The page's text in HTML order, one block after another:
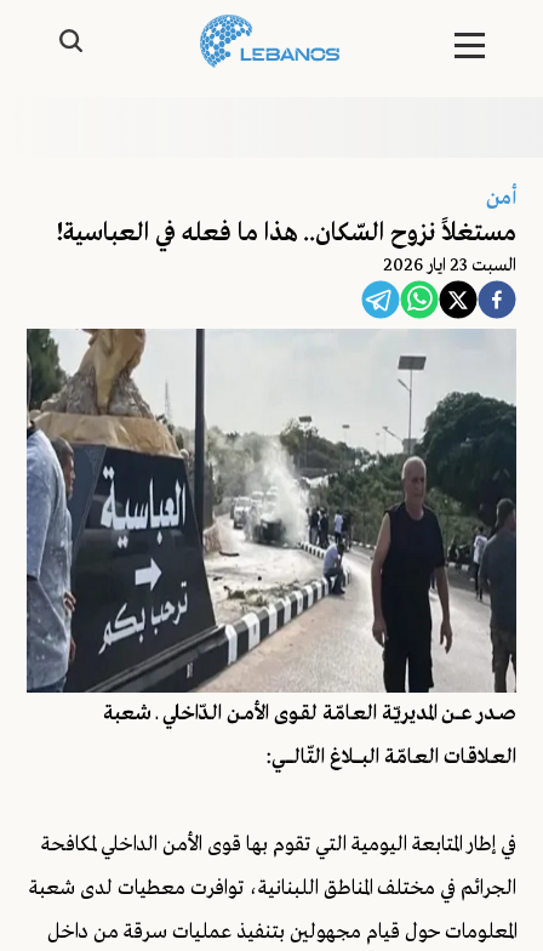
أمن
مستغلاً نزوح السّكان.. هذا ما فعله في العباسية!
السبت 23 ايار 2026
صــدر عــــن المديريّـة العـامّـة لقــوى الأمــن الـدّاخلي ـ شعبة
العـلاقـات العـامّـة البــــــلاغ التّالــــــي:
في إطار المتابعة اليومية التي تقوم بها قوى الأمن الداخلي لمكافحة
الجرائم في مختلف المناطق اللبنانية، توافرت معطيات لدى شعبة
المعلومات حول قيام مجهولين بتنفيذ عمليات سرقة من داخل